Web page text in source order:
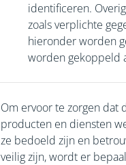
identificeren.
zoals verplichte
hieronder worden
worden gekoppeld
Om ervoor te zorgen dat
producten en diensten
ze bedoeld zijn en
veilig zijn, wordt er